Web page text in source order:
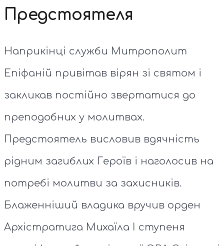
Предстоятеля
Наприкінці служби Митрополит
Епіфаній привітав вірян зі святом і
закликав постійно звертатися до
преподобних у молитвах.
Предстоятель висловив вдячність
рідним загиблих Героїв і наголосив на
потребі молитви за захисників.
Блаженніший владика вручив орден
Архістратига Михаїла І ступеня